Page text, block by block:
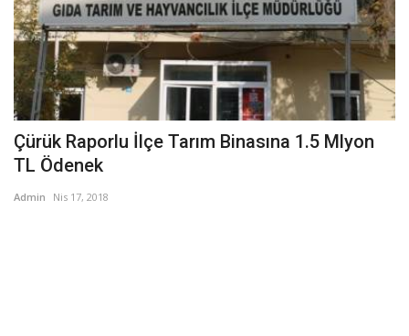
Çürük Raporlu İlçe Tarım Binasına 1.5 Mlyon
TL Ödenek
Admin Nis 17, 2018